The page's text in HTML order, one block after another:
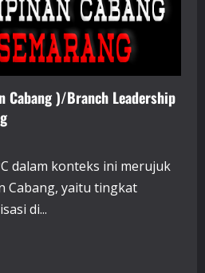
Cabang )/Branch Leadership
dalam konteks ini merujuk
Cabang, yaitu tingkat
di...